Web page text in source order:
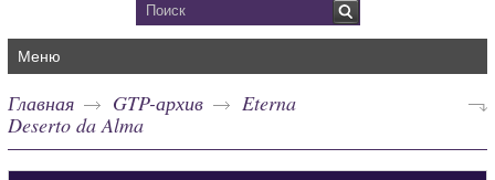
Меню
Главная GTP-архив
Eterna
Deserto da Alma